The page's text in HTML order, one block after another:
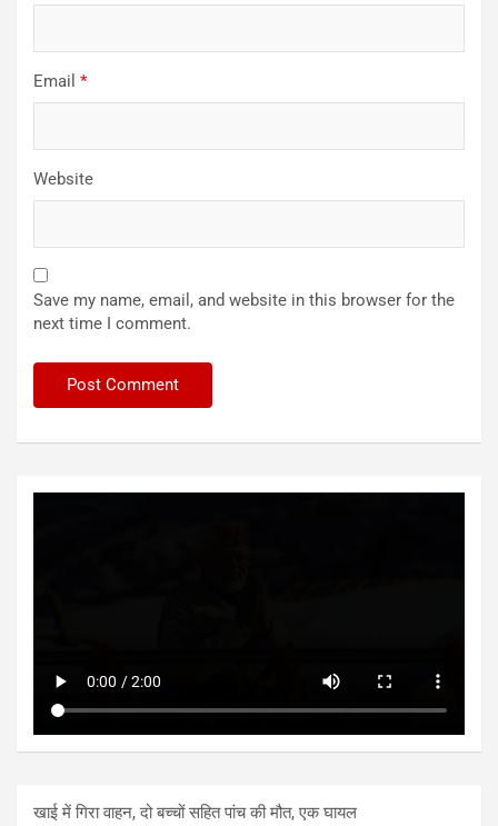
Email *
Website
Save my name, email, and website in this browser for the
next time I comment.
खाई में गिरा वाहन, दो बच्चों सहित पांच की मौत, एक घायल